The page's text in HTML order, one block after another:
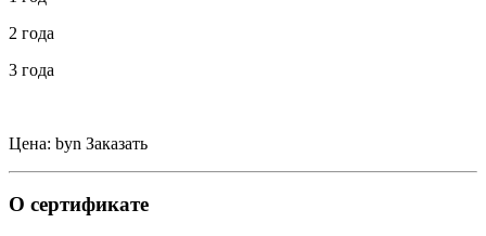
2 года
3 года
Цена: byn Заказать
О сертификате